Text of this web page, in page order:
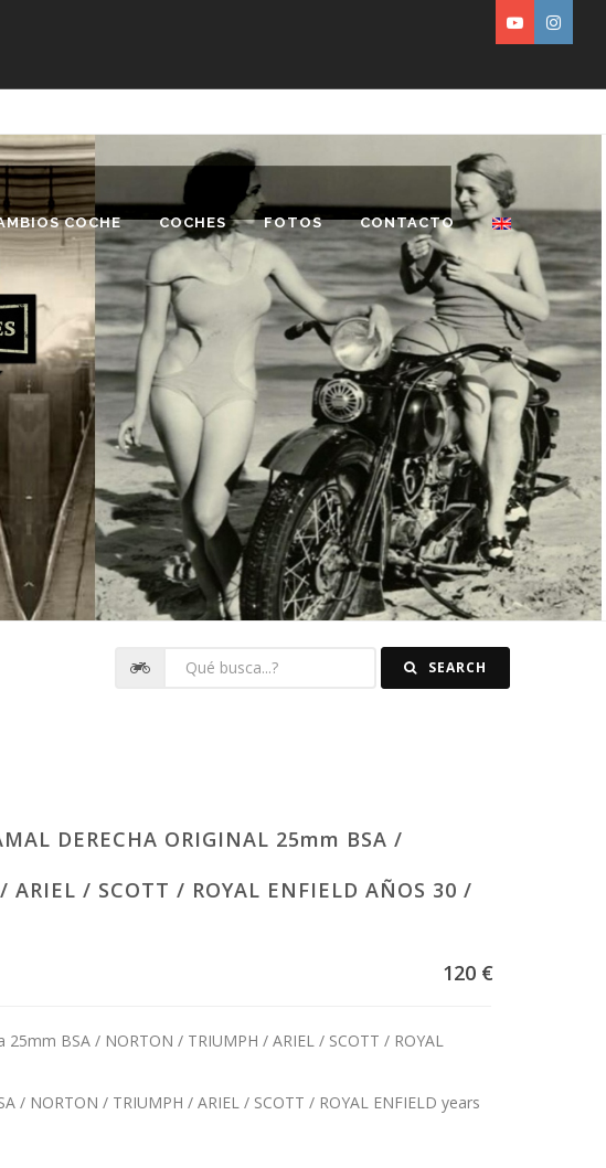
COCHE COCHES FOTOS CONTACTO
SEARCH
DERECHA ORIGINAL 25mm BSA /
/ SCOTT / ROYAL ENFIELD AÑOS 30 /
120 €
BSA / NORTON / TRIUMPH / ARIEL / SCOTT / ROYAL
/ NORTON / TRIUMPH / ARIEL / SCOTT / ROYAL ENFIELD years